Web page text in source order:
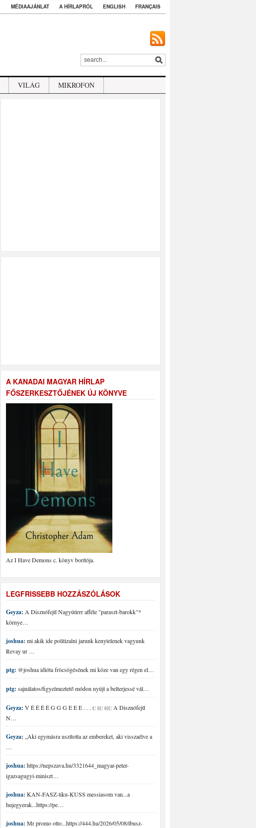
MÉDIAAJÁNLAT A HÍRLAPRÓL ENGLISH FRANÇAIS
VILÁG MIKROFON
A KANADAI MAGYAR HÍRLAP
FŐSZERKESZTŐJÉNEK ÚJ KÖNYVE
Az I Have Demons c. könyv borítója.
LEGFRISSEBB HOZZÁSZÓLÁSOK
Geyza: A Disznófejű Nagyúúrrr afféle "paraszt-barokk"*
környe…
joshua: mi akik ide politizalni jarunk kenytelenek vagyunk
Revay ur …
ptg: @joshua idióta fröcsögésének mi köze van egy régen el…
ptg: sajnálatos/figyelmeztető módon nyújt a belterjessé vál…
Geyza: V É É É É G G G E E E . . . (: ((: (((: A Disznófejű
N…
Geyza: „Aki egymásra uszította az embereket, aki visszaélve a
…
joshua: https://nepszava.hu/3321644_magyar-peter-
igazsagugyi-miniszt…
joshua: KAN-FASZ-tiku-KUSS messiasom van...a
hujegyerak...https://pe…
joshua: Mr promo otto...https://444.hu/2026/05/08/ibusz-